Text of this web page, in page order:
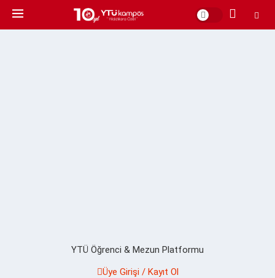
YTÜ Öğrenci & Mezun Platformu
Üye Girişi / Kayıt Ol